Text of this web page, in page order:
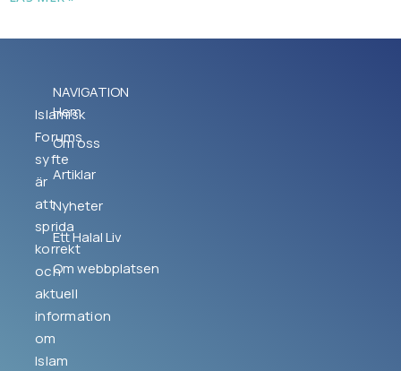
Islamisk
Forums
syfte
är
att
sprida
korrekt
och
aktuell
information
om
Islam
NAVIGATION
Hem
Om oss
Artiklar
Nyheter
Ett Halal Liv
Om webbplatsen